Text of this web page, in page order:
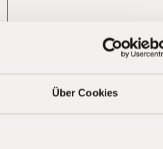
Über Cookies
Mehr erfahren